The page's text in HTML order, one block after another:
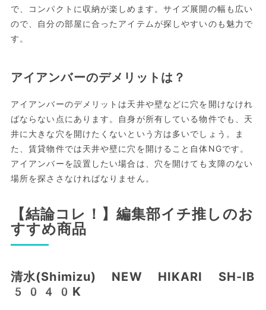
で、コンパクトに収納が楽しめます。サイズ展開の幅も広い
ので、自分の部屋に合ったアイテムが探しやすいのも魅力で
す。
アイアンバーのデメリットは？
アイアンバーのデメリットは天井や壁などに穴を開けなけれ
ばならない点にあります。自身が所有している物件でも、天
井に大きな穴を開けたくないという方は多いでしょう。ま
た、賃貸物件では天井や壁に穴を開けること自体NGです。
アイアンバーを設置したい場合は、穴を開けても支障のない
場所を探ささなければなりません。
【結論コレ！】編集部イチ推しのお
すすめ商品
清水(Shimizu) NEW HIKARI SH-IB
5040K